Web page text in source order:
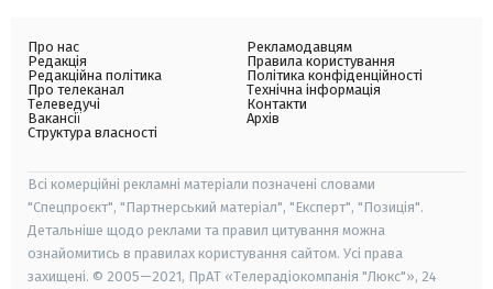
Про нас
Редакція
Редакційна політика
Про телеканал
Телеведучі
Вакансії
Структура власності
Рекламодавцям
Правила користування
Політика конфіденційності
Технічна інформація
Контакти
Архів
Всі комерційні рекламні матеріали позначені словами
"Спецпроєкт", "Партнерський матеріал", "Експерт", "Позиція".
Детальніше щодо реклами та правил цитування можна
ознайомитись в правилах користування сайтом. Усі права
захищені. © 2005—2021, ПрАТ «Телерадіокомпанія "Люкс"», 24